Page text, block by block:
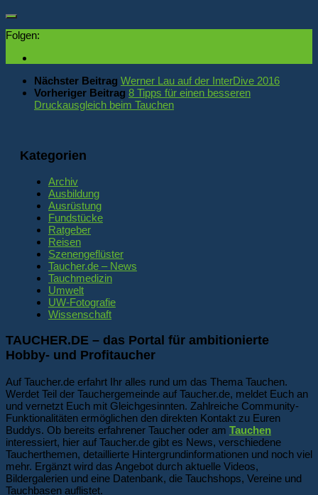
Folgen:
Nächster Beitrag Werner Lau auf der InterDive 2016
Vorheriger Beitrag 8 Tipps für einen besseren
Druckausgleich beim Tauchen
Kategorien
Archiv
Ausbildung
Ausrüstung
Fundstücke
Ratgeber
Reisen
Szenengeflüster
Taucher.de – News
Tauchmedizin
Umwelt
UW-Fotografie
Wissenschaft
TAUCHER.DE – das Portal für ambitionierte
Hobby- und Profitaucher
Auf Taucher.de erfahrt Ihr alles rund um das Thema Tauchen.
Werdet Teil der Tauchergemeinde auf Taucher.de, meldet Euch an
und vernetzt Euch mit Gleichgesinnten. Zahlreiche Community-
Funktionalitäten ermöglichen den direkten Kontakt zu Euren
Buddys. Ob bereits erfahrener Taucher oder am Tauchen
interessiert, hier auf Taucher.de gibt es News, verschiedene
Taucherthemen, detaillierte Hintergrundinformationen und noch viel
mehr. Ergänzt wird das Angebot durch aktuelle Videos,
Bildergalerien und eine Datenbank, die Tauchshops, Vereine und
Tauchbasen auflistet.